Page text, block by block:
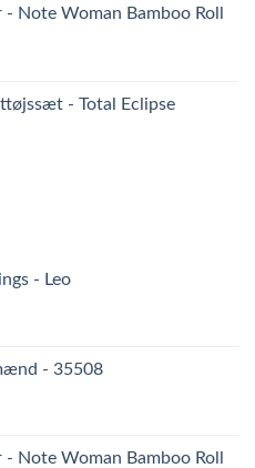
Note Woman Bamboo Roll
- Total Eclipse
- Leo
- 35508
Note Woman Bamboo Roll